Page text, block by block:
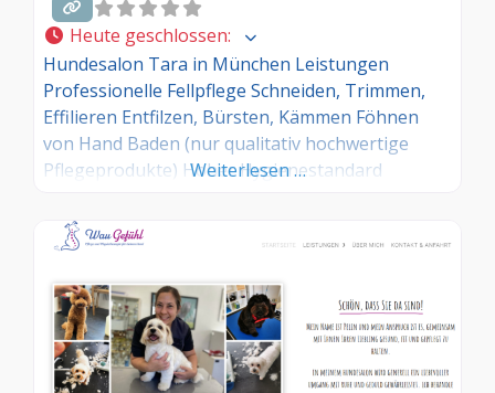
Heute geschlossen:
Hundesalon Tara in München Leistungen
Professionelle Fellpflege Schneiden, Trimmen,
Effilieren Entfilzen, Bürsten, Kämmen Föhnen
von Hand Baden (nur qualitativ hochwertige
Pflegeprodukte) Hoher Hygienestandard
Bringservice gegen geringen Aufpreis
Welpeneingewöhnung Ernährungsberatung
Weiterlesen …